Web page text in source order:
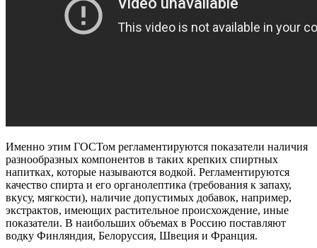
Именно этим ГОСТом регламентируются показатели наличия
разнообразных компонентов в таких крепких спиртных
напитках, которые называются водкой. Регламентируются
качество спирта и его органолептика (требования к запаху,
вкусу, мягкости), наличие допустимых добавок, например,
экстрактов, имеющих растительное происхождение, иные
показатели. В наибольших объемах в Россию поставляют
водку Финляндия, Белоруссия, Швеция и Франция.